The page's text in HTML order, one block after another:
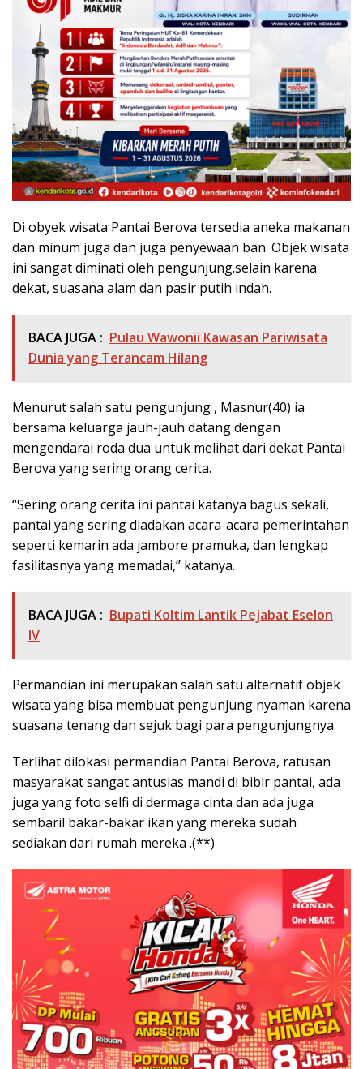
Di obyek wisata Pantai Berova tersedia aneka makanan
dan minum juga dan juga penyewaan ban. Objek wisata
ini sangat diminati oleh pengunjung.selain karena
dekat, suasana alam dan pasir putih indah.
BACA JUGA : Pulau Wawonii Kawasan Pariwisata
Dunia yang Terancam Hilang
Menurut salah satu pengunjung , Masnur(40) ia
bersama keluarga jauh-jauh datang dengan
mengendarai roda dua untuk melihat dari dekat Pantai
Berova yang sering orang cerita.
“Sering orang cerita ini pantai katanya bagus sekali,
pantai yang sering diadakan acara-acara pemerintahan
seperti kemarin ada jambore pramuka, dan lengkap
fasilitasnya yang memadai,’’ katanya.
BACA JUGA : Bupati Koltim Lantik Pejabat Eselon
IV
Permandian ini merupakan salah satu alternatif objek
wisata yang bisa membuat pengunjung nyaman karena
suasana tenang dan sejuk bagi para pengunjungnya.
Terlihat dilokasi permandian Pantai Berova, ratusan
masyarakat sangat antusias mandi di bibir pantai, ada
juga yang foto selfi di dermaga cinta dan ada juga
sembaril bakar-bakar ikan yang mereka sudah
sediakan dari rumah mereka .(**)